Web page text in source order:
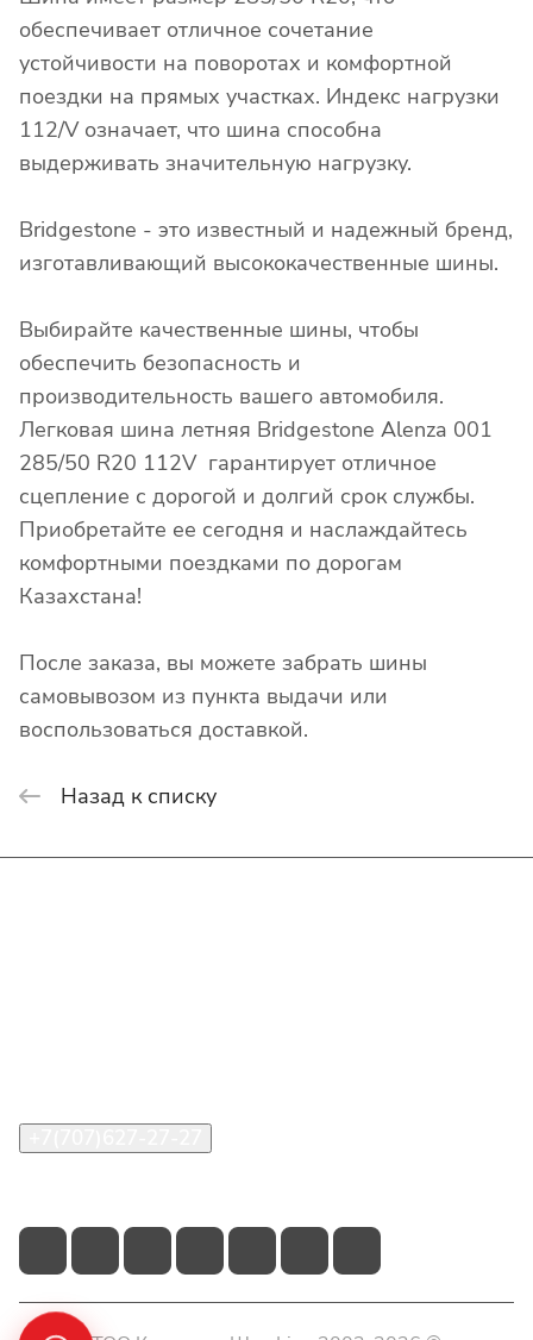
обеспечивает отличное сочетание
устойчивости на поворотах и комфортной
поездки на прямых участках. Индекс нагрузки
112/V означает, что шина способна
выдерживать значительную нагрузку.
Bridgestone - это известный и надежный бренд,
изготавливающий высококачественные шины.
Выбирайте качественные шины, чтобы
обеспечить безопасность и
производительность вашего автомобиля.
Легковая шина летняя Bridgestone Alenza 001
285/50 R20 112V гарантирует отличное
сцепление с дорогой и долгий срок службы.
Приобретайте ее сегодня и наслаждайтесь
комфортными поездками по дорогам
Казахстана!
После заказа, вы можете забрать шины
самовывозом из пункта выдачи или
воспользоваться доставкой.
Назад к списку